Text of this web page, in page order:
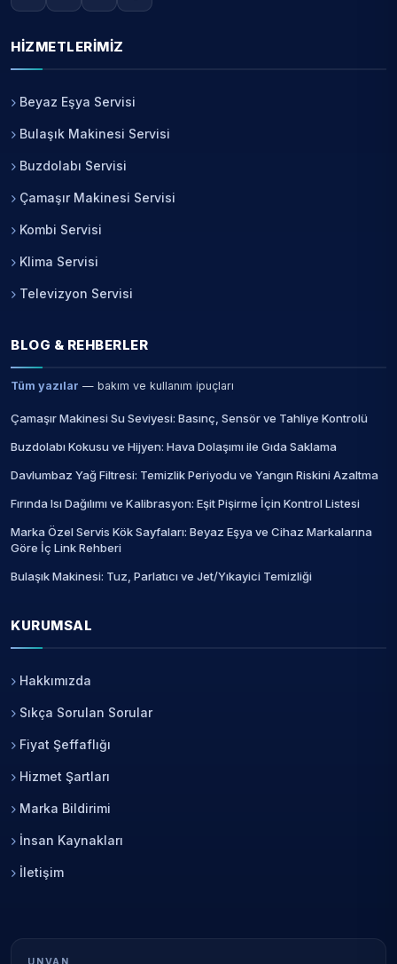
HIZMETLERIMIZ
Beyaz Eşya Servisi
Bulaşık Makinesi Servisi
Buzdolabı Servisi
Çamaşır Makinesi Servisi
Kombi Servisi
Klima Servisi
Televizyon Servisi
BLOG & REHBERLER
Tüm yazılar — bakım ve kullanım ipuçları
Çamaşır Makinesi Su Seviyesi: Basınç, Sensör ve Tahliye Kontrolü
Buzdolabı Kokusu ve Hijyen: Hava Dolaşımı ile Gıda Saklama
Davlumbaz Yağ Filtresi: Temizlik Periyodu ve Yangın Riskini Azaltma
Fırında Isı Dağılımı ve Kalibrasyon: Eşit Pişirme İçin Kontrol Listesi
Marka Özel Servis Kök Sayfaları: Beyaz Eşya ve Cihaz Markalarına
Göre İç Link Rehberi
Bulaşık Makinesi: Tuz, Parlatıcı ve Jet/Yıkayici Temizliği
KURUMSAL
Hakkımızda
Sıkça Sorulan Sorular
Fiyat Şeffaflığı
Hizmet Şartları
Marka Bildirimi
İnsan Kaynakları
İletişim